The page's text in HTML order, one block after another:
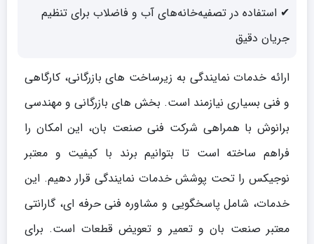
✔ استفاده در تصفیه‌خانه‌های آب و فاضلاب برای تنظیم
جریان دقیق
ارائه خدمات نمایندگی به زیرساخت های بازرگانی، کارگاهی
و فنی بسیاری نیازمند است. بخش های بازرگانی و مهندسی
برانوش با همراهی شرکت فنی صنعت بان، این امکان را
فراهم ساخته است تا بتوانیم برند با کیفیت و معتبر
نوجیکس را تحت پوشش خدمات نمایندگی قرار دهیم. این
خدمات، شامل پاسخگویی و مشاوره فنی حرفه ای، گارانتی
معتبر صنعت بان و تعمیر و تعویض قطعات است. برای